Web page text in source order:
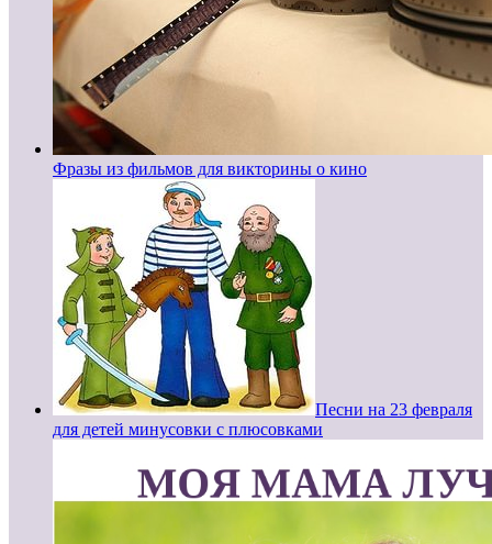
Фразы из фильмов для викторины о кино
Песни на 23 февраля
для детей минусовки с плюсовками